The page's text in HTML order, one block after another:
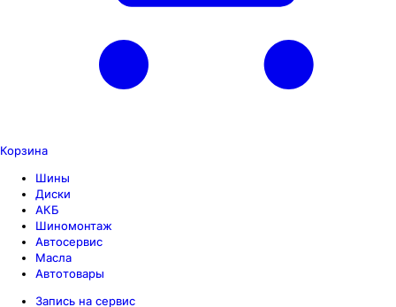
Корзина
Шины
Диски
АКБ
Шиномонтаж
Автосервис
Масла
Автотовары
Запись на сервис